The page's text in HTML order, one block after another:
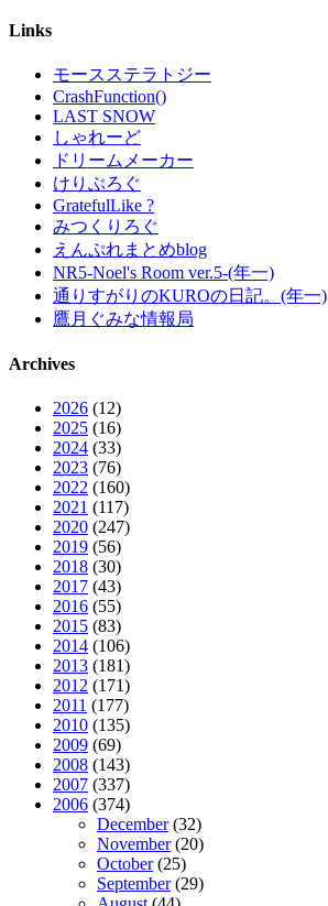
Links
モースステラトジー
CrashFunction()
LAST SNOW
しゃれーど
ドリームメーカー
けりぶろぐ
GratefulLike ?
みつくりろぐ
えんぷれまとめblog
NR5-Noel's Room ver.5-(年一)
通りすがりのKUROの日記。(年一)
鷹月ぐみな情報局
Archives
2026 (12)
2025 (16)
2024 (33)
2023 (76)
2022 (160)
2021 (117)
2020 (247)
2019 (56)
2018 (30)
2017 (43)
2016 (55)
2015 (83)
2014 (106)
2013 (181)
2012 (171)
2011 (177)
2010 (135)
2009 (69)
2008 (143)
2007 (337)
2006 (374)
December(32)
November(20)
October(25)
September(29)